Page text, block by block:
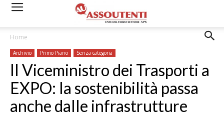
Home
Archivio Primo Piano Senza categoria
Il Viceministro dei Trasporti a
EXPO: la sostenibilità passa
anche dalle infrastrutture